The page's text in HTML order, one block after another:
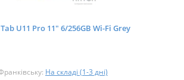
U11 Pro 11" 6/256GB Wi-Fi Grey
На складі (1-3 дні)